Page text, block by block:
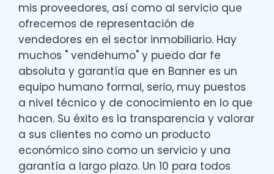
mis proveedores, así como al servicio que
ofrecemos de representación de
vendedores en el sector inmobiliario. Hay
muchos " vendehumo" y puedo dar fe
absoluta y garantía que en Banner es un
equipo humano formal, serio, muy puestos
a nivel técnico y de conocimiento en lo que
hacen. Su éxito es la transparencia y valorar
a sus clientes no como un producto
económico sino como un servicio y una
garantía a largo plazo. Un 10 para todos